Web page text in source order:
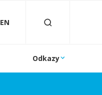
EN
Odkazy